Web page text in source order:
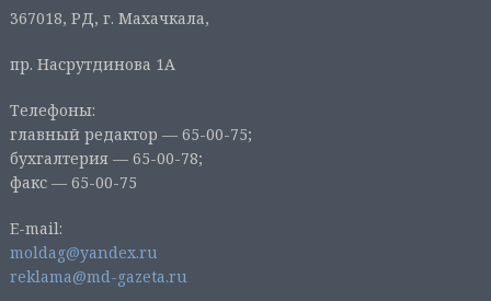
367018, РД, г. Махачкала,
пр. Насрутдинова 1А
Телефоны:
главный редактор — 65-00-75;
бухгалтерия — 65-00-78;
факс — 65-00-75
E-mail:
moldag@yandex.ru
reklama@md-gazeta.ru